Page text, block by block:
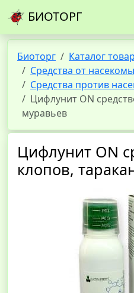
БИОТОРГ
Биоторг
Каталог
Средства от
Средства против
Цифлунит ON
муравьев
Цифлунит ON
клопов,